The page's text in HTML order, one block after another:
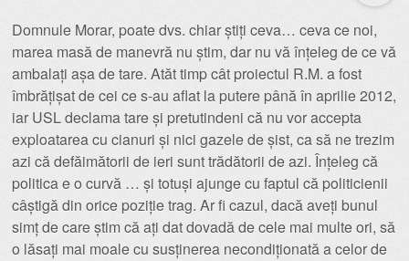
Domnule Morar, poate dvs. chiar știți ceva… ceva ce noi,
marea masă de manevră nu știm, dar nu vă înțeleg de ce vă
ambalați așa de tare. Atăt timp cât proiectul R.M. a fost
îmbrățișat de cei ce s-au aflat la putere până în aprilie 2012,
iar USL declama tare și pretutindeni că nu vor accepta
exploatarea cu cianuri și nici gazele de șist, ca să ne trezim
azi că defăimătorii de ieri sunt trădătorii de azi. Înțeleg că
politica e o curvă … și totuși ajunge cu faptul că politicienii
câștigă din orice poziție trag. Ar fi cazul, dacă aveți bunul
simț de care știm că ați dat dovadă de cele mai multe ori, să
o lăsați mai moale cu susținerea necondiționată a celor de